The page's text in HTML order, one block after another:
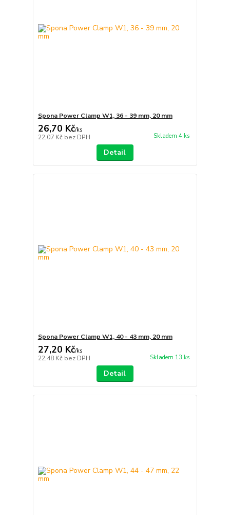
Spona Power Clamp W1, 36 - 39 mm, 20 mm
26,70 Kč/ks
22,07 Kč bez DPH Skladem 4 ks
Detail
Spona Power Clamp W1, 40 - 43 mm, 20 mm
27,20 Kč/ks
22,48 Kč bez DPH Skladem 13 ks
Detail